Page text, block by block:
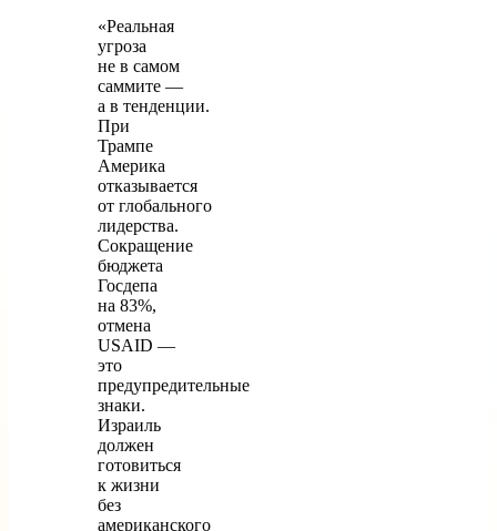
«Реальная
угроза
не в самом
саммите —
а в тенденции.
При
Трампе
Америка
отказывается
от глобального
лидерства.
Сокращение
бюджета
Госдепа
на 83%,
отмена
USAID —
это
предупредительные
знаки.
Израиль
должен
готовиться
к жизни
без
американского